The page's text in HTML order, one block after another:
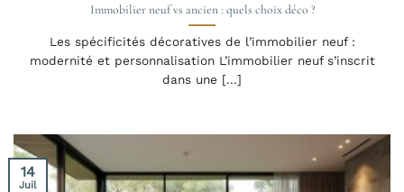
Immobilier neuf vs ancien : quels choix déco ?
Les spécificités décoratives de l’immobilier neuf :
modernité et personnalisation L’immobilier neuf s’inscrit
dans une [...]
14
Juil